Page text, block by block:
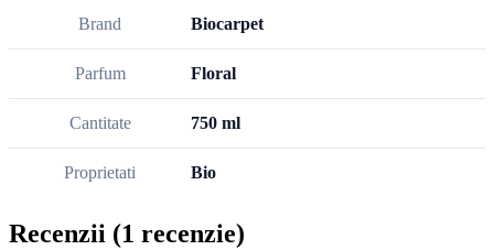
Brand Biocarpet
Parfum Floral
Cantitate 750 ml
Proprietati Bio
Recenzii (1 recenzie)